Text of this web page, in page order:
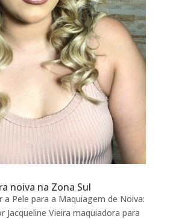
noiva na Zona Sul
a Pele para a Maquiagem de Noiva:
Jacqueline Vieira maquiadora para